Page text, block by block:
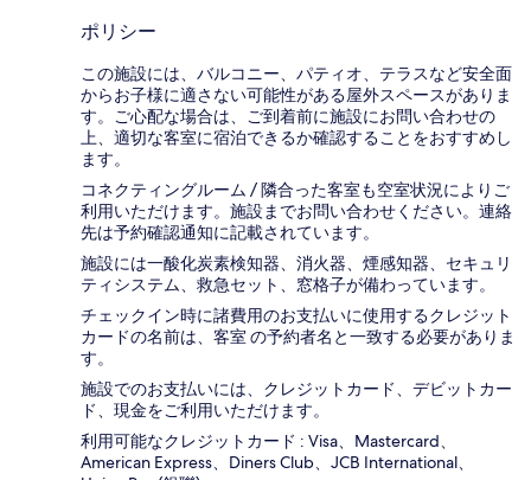
ポリシー
この施設には、バルコニー、パティオ、テラスなど安全面
からお子様に適さない可能性がある屋外スペースがありま
す。ご心配な場合は、ご到着前に施設にお問い合わせの
上、適切な客室に宿泊できるか確認することをおすすめし
ます。
コネクティングルーム / 隣合った客室も空室状況によりご
利用いただけます。施設までお問い合わせください。連絡
先は予約確認通知に記載されています。
施設には一酸化炭素検知器、消火器、煙感知器、セキュリ
ティシステム、救急セット、窓格子が備わっています。
チェックイン時に諸費用のお支払いに使用するクレジット
カードの名前は、客室 の予約者名と一致する必要がありま
す。
施設でのお支払いには、クレジットカード、デビットカー
ド、現金をご利用いただけます。
利用可能なクレジットカード : Visa、Mastercard、
American Express、Diners Club、JCB International、